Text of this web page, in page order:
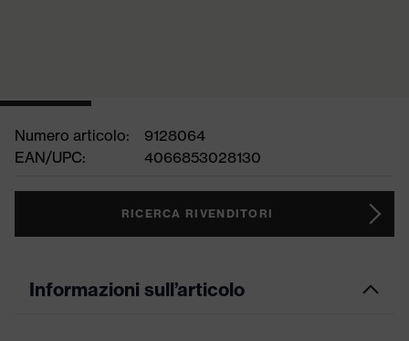
Numero articolo:
9128064
EAN/UPC:
4066853028130
RICERCA RIVENDITORI
Informazioni sull’articolo